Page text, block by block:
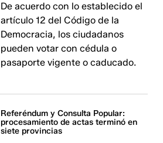
De acuerdo con lo establecido el
artículo 12 del Código de la
Democracia, los ciudadanos
pueden votar con cédula o
pasaporte vigente o caducado.
Referéndum y Consulta Popular:
procesamiento de actas terminó en
siete provincias